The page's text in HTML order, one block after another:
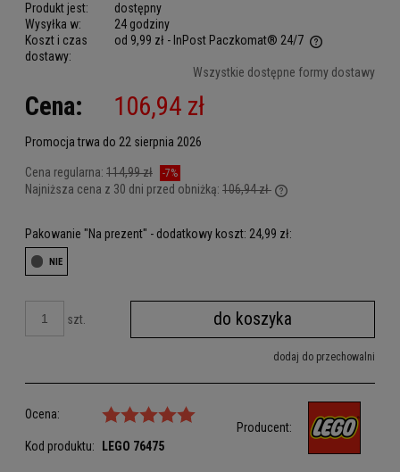
Produkt jest:
dostępny
Wysyłka w:
24 godziny
Koszt i czas
dostawy:
od 9,99 zł - InPost Paczkomat® 24/7
Cena nie zawiera ewentualnych kosztów płatności
Wszystkie dostępne formy dostawy
Cena: 106,94 zł
Promocja trwa do 22 sierpnia 2026
Cena regularna: 114,99 zł -7%
Najniższa cena z 30 dni przed obniżką: 106,94 zł
Pakowanie "Na prezent" - dodatkowy koszt: 24,99 zł:
szt. do koszyka
dodaj do przechowalni
Ocena:
Kod produktu: LEGO 76475
Producent: